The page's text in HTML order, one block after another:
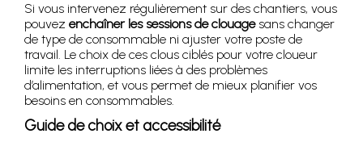
Si vous intervenez régulièrement sur des chantiers, vous
pouvez enchaîner les sessions de clouagesans changer
de type de consommable ni ajuster votre poste de
travail. Le choix de ces clous ciblés pour votre cloueur
limite les interruptions liées à des problèmes
d’alimentation, et vous permet de mieux planifier vos
besoins en consommables.
Guide de choix et accessibilité